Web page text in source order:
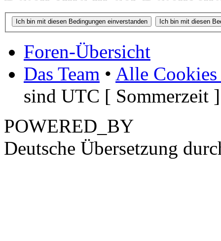
Foren-Übersicht
Das Team • Alle Cookies
sind UTC [ Sommerzeit ]
POWERED_BY
Deutsche Übersetzung